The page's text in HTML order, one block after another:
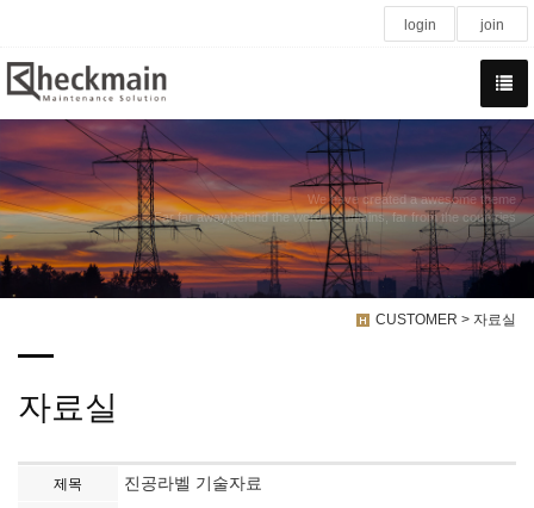
login join
We have created a awesome theme
Far far away,behind the word mountains, far from the countries
CUSTOMER > 자료실
자료실
제목 진공라벨 기술자료